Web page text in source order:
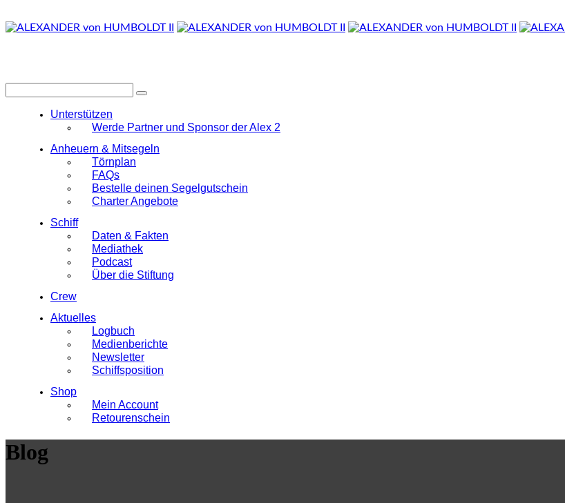
Unterstützen
Werde Partner und Sponsor der Alex 2
Anheuern & Mitsegeln
Törnplan
FAQs
Bestelle deinen Segelgutschein
Charter Angebote
Schiff
Daten & Fakten
Mediathek
Podcast
Über die Stiftung
Crew
Aktuelles
Logbuch
Medienberichte
Newsletter
Schiffsposition
Shop
Mein Account
Retourenschein
Blog